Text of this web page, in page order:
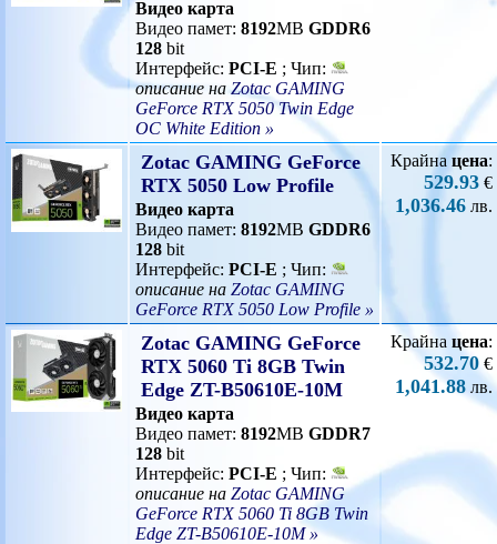
Видео карта
Видео памет: 8192MB GDDR6
128 bit
Интерфейс: PCI-E ; Чип:
описание наZotac GAMING
GeForce RTX 5050 Twin Edge
OC White Edition »
Zotac GAMING GeForce
RTX 5050 Low Profile
Видео карта
Видео памет: 8192MB GDDR6
128 bit
Интерфейс: PCI-E ; Чип:
описание на Zotac GAMING
GeForce RTX 5050 Low Profile »
Крайна цена:
529.93 €
1,036.46 лв.
Zotac GAMING GeForce
RTX 5060 Ti 8GB Twin
Edge ZT-B50610E-10M
Видео карта
Видео памет: 8192MB GDDR7
128 bit
Интерфейс: PCI-E ; Чип:
описание на Zotac GAMING
GeForce RTX 5060 Ti 8GB Twin
Edge ZT-B50610E-10M »
Крайна цена:
532.70 €
1,041.88 лв.